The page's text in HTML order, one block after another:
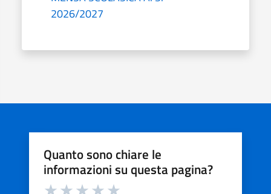
2026/2027
Quanto sono chiare le
informazioni su questa pagina?
Valuta da 1 a 5 stelle la pagina